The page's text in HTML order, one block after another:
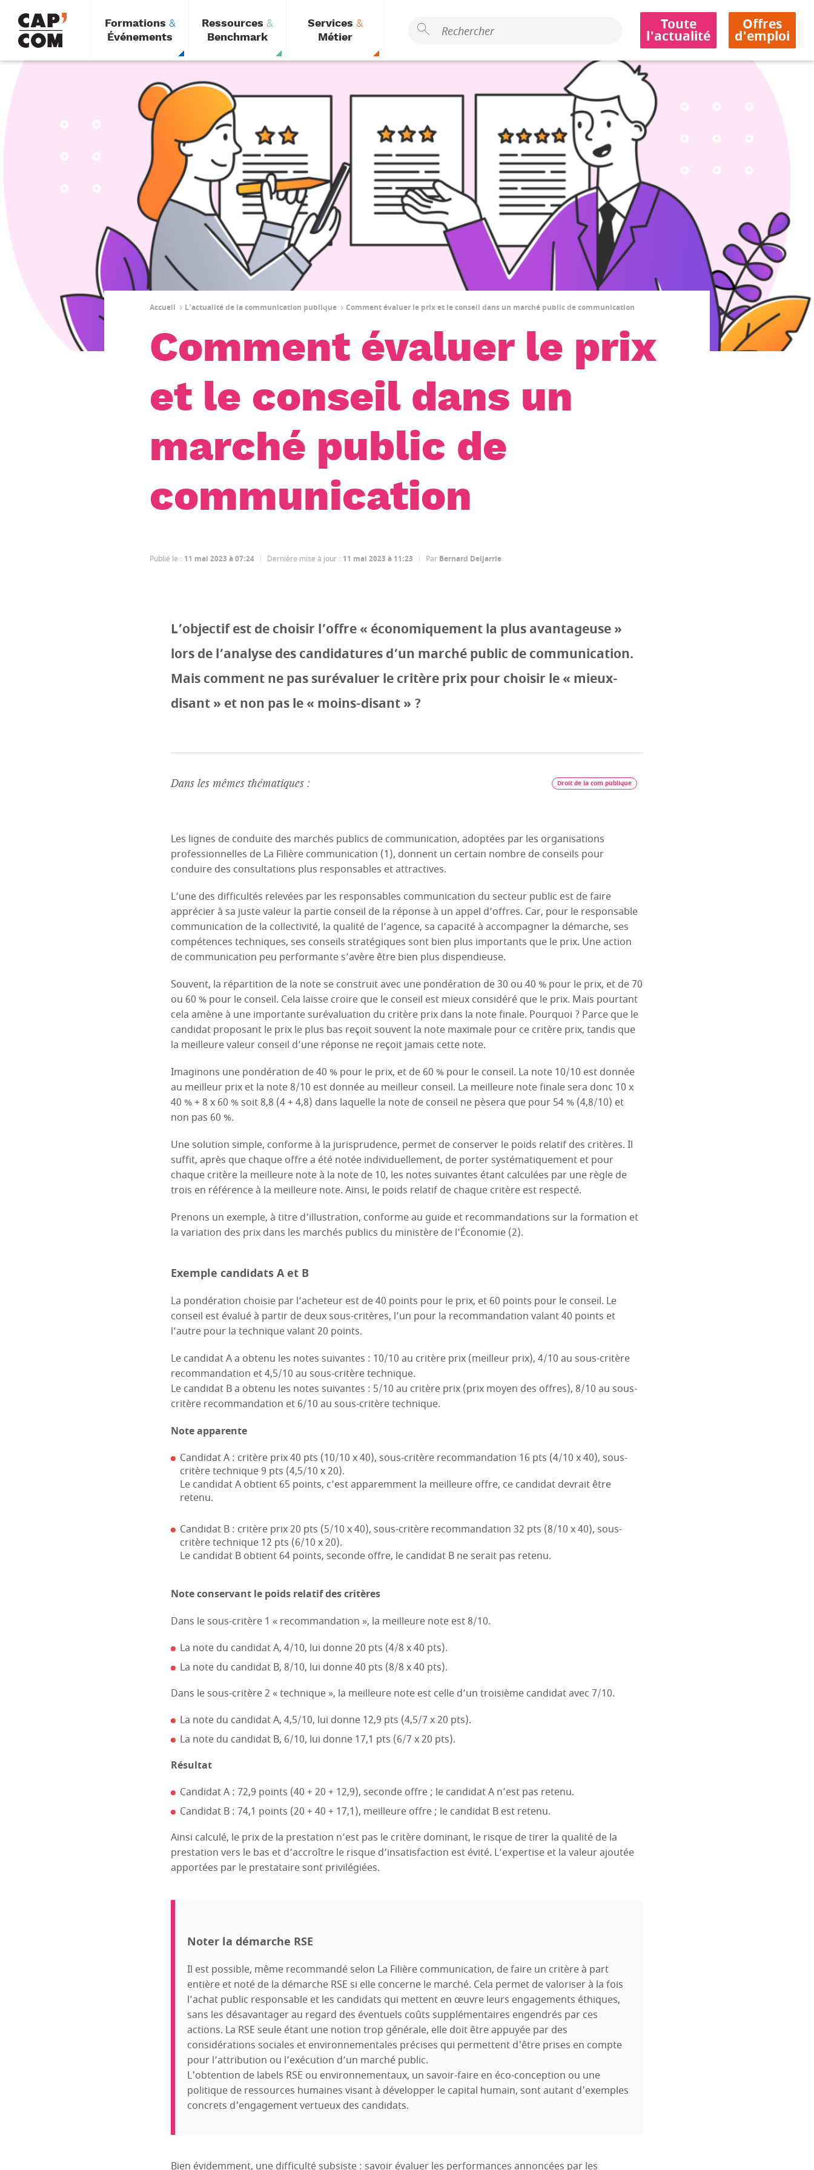
contenu
principal
Formations &
Événements
Ressources &
Benchmark
Services &
Métier
Toute
l'actualité
Offres
d'emploi
Accueil L'actualité de la communication publique Comment évaluer le prix et le conseil dans un marché public de communication
Comment évaluer le prix
et le conseil dans un
marché public de
communication
Publié le : 11 mai 2023 à 07:24 Dernière mise à jour : 11 mai 2023 à 11:23 Par Bernard Deljarrie
L’objectif est de choisir l’offre « économiquement la plus avantageuse »
lors de l’analyse des candidatures d’un marché public de communication.
Mais comment ne pas surévaluer le critère prix pour choisir le « mieux-
disant » et non pas le « moins-disant » ?
Dans les mêmes thématiques : Droit de la com publique
Les lignes de conduite des marchés publics de communication, adoptées par les organisations
professionnelles de La Filière communication (1), donnent un certain nombre de conseils pour
conduire des consultations plus responsables et attractives.
L’une des difficultés relevées par les responsables communication du secteur public est de faire
apprécier à sa juste valeur la partie conseil de la réponse à un appel d’offres. Car, pour le responsable
communication de la collectivité, la qualité de l’agence, sa capacité à accompagner la démarche, ses
compétences techniques, ses conseils stratégiques sont bien plus importants que le prix. Une action
de communication peu performante s’avère être bien plus dispendieuse.
Souvent, la répartition de la note se construit avec une pondération de 30 ou 40 % pour le prix, et de 70
ou 60 % pour le conseil. Cela laisse croire que le conseil est mieux considéré que le prix. Mais pourtant
cela amène à une importante surévaluation du critère prix dans la note finale. Pourquoi ? Parce que le
candidat proposant le prix le plus bas reçoit souvent la note maximale pour ce critère prix, tandis que
la meilleure valeur conseil d’une réponse ne reçoit jamais cette note.
Imaginons une pondération de 40 % pour le prix, et de 60 % pour le conseil. La note 10/10 est donnée
au meilleur prix et la note 8/10 est donnée au meilleur conseil. La meilleure note finale sera donc 10 x
40 % + 8 x 60 % soit 8,8 (4 + 4,8) dans laquelle la note de conseil ne pèsera que pour 54 % (4,8/10) et
non pas 60 %.
Une solution simple, conforme à la jurisprudence, permet de conserver le poids relatif des critères. Il
suffit, après que chaque offre a été notée individuellement, de porter systématiquement et pour
chaque critère la meilleure note à la note de 10, les notes suivantes étant calculées par une règle de
trois en référence à la meilleure note. Ainsi, le poids relatif de chaque critère est respecté.
Prenons un exemple, à titre d’illustration, conforme au guide et recommandations sur la formation et
la variation des prix dans les marchés publics du ministère de l’Économie (2).
Exemple candidats A et B
La pondération choisie par l’acheteur est de 40 points pour le prix, et 60 points pour le conseil. Le
conseil est évalué à partir de deux sous-critères, l’un pour la recommandation valant 40 points et
l’autre pour la technique valant 20 points.
Le candidat A a obtenu les notes suivantes : 10/10 au critère prix (meilleur prix), 4/10 au sous-critère
recommandation et 4,5/10 au sous-critère technique.
Le candidat B a obtenu les notes suivantes : 5/10 au critère prix (prix moyen des offres), 8/10 au sous-
critère recommandation et 6/10 au sous-critère technique.
Note apparente
Candidat A : critère prix 40 pts (10/10 x 40), sous-critère recommandation 16 pts (4/10 x 40), sous-
critère technique 9 pts (4,5/10 x 20).
Le candidat A obtient 65 points, c’est apparemment la meilleure offre, ce candidat devrait être
retenu.
Candidat B : critère prix 20 pts (5/10 x 40), sous-critère recommandation 32 pts (8/10 x 40), sous-
critère technique 12 pts (6/10 x 20).
Le candidat B obtient 64 points, seconde offre, le candidat B ne serait pas retenu.
Note conservant le poids relatif des critères
Dans le sous-critère 1 « recommandation », la meilleure note est 8/10.
La note du candidat A, 4/10, lui donne 20 pts (4/8 x 40 pts).
La note du candidat B, 8/10, lui donne 40 pts (8/8 x 40 pts).
Dans le sous-critère 2 « technique », la meilleure note est celle d’un troisième candidat avec 7/10.
La note du candidat A, 4,5/10, lui donne 12,9 pts (4,5/7 x 20 pts).
La note du candidat B, 6/10, lui donne 17,1 pts (6/7 x 20 pts).
Résultat
Candidat A : 72,9 points (40 + 20 + 12,9), seconde offre ; le candidat A n’est pas retenu.
Candidat B : 74,1 points (20 + 40 + 17,1), meilleure offre ; le candidat B est retenu.
Ainsi calculé, le prix de la prestation n’est pas le critère dominant, le risque de tirer la qualité de la
prestation vers le bas et d’accroître le risque d’insatisfaction est évité. L’expertise et la valeur ajoutée
apportées par le prestataire sont privilégiées.
Noter la démarche RSE
Il est possible, même recommandé selon La Filière communication, de faire un critère à part
entière et noté de la démarche RSE si elle concerne le marché. Cela permet de valoriser à la fois
l’achat public responsable et les candidats qui mettent en œuvre leurs engagements éthiques,
sans les désavantager au regard des éventuels coûts supplémentaires engendrés par ces
actions. La RSE seule étant une notion trop générale, elle doit être appuyée par des
considérations sociales et environnementales précises qui permettent d'être prises en compte
pour l’attribution ou l’exécution d’un marché public.
L'obtention de labels RSE ou environnementaux, un savoir-faire en éco-conception ou une
politique de ressources humaines visant à développer le capital humain, sont autant d'exemples
concrets d'engagement vertueux des candidats.
Bien évidemment, une difficulté subsiste : savoir évaluer les performances annoncées par les